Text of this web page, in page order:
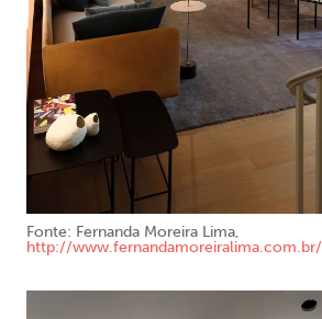
Fonte: Fernanda Moreira Lima,
http://www.fernandamoreiralima.com.br/